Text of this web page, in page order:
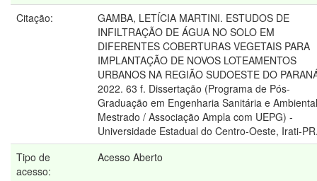
Citação:
GAMBA, LETÍCIA MARTINI. ESTUDOS DE
INFILTRAÇÃO DE ÁGUA NO SOLO EM
DIFERENTES COBERTURAS VEGETAIS PARA
IMPLANTAÇÃO DE NOVOS LOTEAMENTOS
URBANOS NA REGIÃO SUDOESTE DO
2022. 63 f. Dissertação (Programa de Pós-
Graduação em Engenharia Sanitária e
Mestrado / Associação Ampla com UEPG) -
Universidade Estadual do Centro-Oeste, Irati-
Tipo de
acesso:
Acesso Aberto